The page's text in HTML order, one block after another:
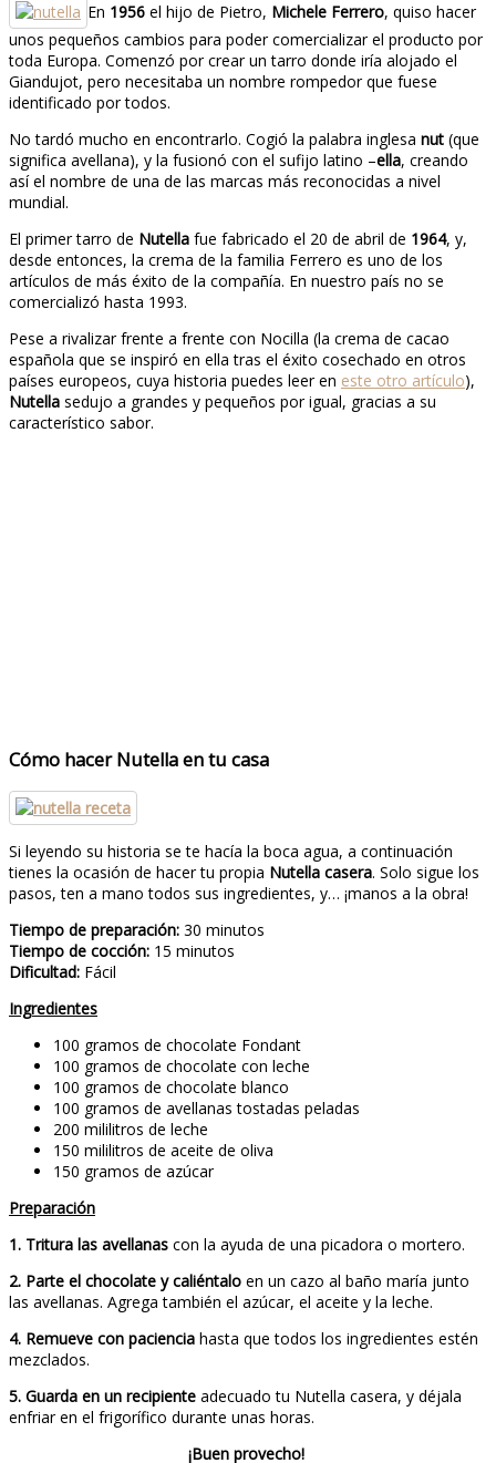
En 1956 el hijo de Pietro, Michele Ferrero, quiso hacer
unos pequeños cambios para poder comercializar el producto por
toda Europa. Comenzó por crear un tarro donde iría alojado el
Giandujot, pero necesitaba un nombre rompedor que fuese
identificado por todos.
No tardó mucho en encontrarlo. Cogió la palabra inglesa nut (que
significa avellana), y la fusionó con el sufijo latino –ella, creando
así el nombre de una de las marcas más reconocidas a nivel
mundial.
El primer tarro de Nutella fue fabricado el 20 de abril de 1964, y,
desde entonces, la crema de la familia Ferrero es uno de los
artículos de más éxito de la compañía. En nuestro país no se
comercializó hasta 1993.
Pese a rivalizar frente a frente con Nocilla (la crema de cacao
española que se inspiró en ella tras el éxito cosechado en otros
países europeos, cuya historia puedes leer en este otro artículo),
Nutella sedujo a grandes y pequeños por igual, gracias a su
característico sabor.
Cómo hacer Nutella en tu casa
Si leyendo su historia se te hacía la boca agua, a continuación
tienes la ocasión de hacer tu propia Nutella casera. Solo sigue los
pasos, ten a mano todos sus ingredientes, y… ¡manos a la obra!
Tiempo de preparación: 30 minutos
Tiempo de cocción: 15 minutos
Dificultad: Fácil
Ingredientes
100 gramos de chocolate Fondant
100 gramos de chocolate con leche
100 gramos de chocolate blanco
100 gramos de avellanas tostadas peladas
200 mililitros de leche
150 mililitros de aceite de oliva
150 gramos de azúcar
Preparación
1. Tritura las avellanas con la ayuda de una picadora o mortero.
2. Parte el chocolate y caliéntalo en un cazo al baño maría junto
las avellanas. Agrega también el azúcar, el aceite y la leche.
4. Remueve con paciencia hasta que todos los ingredientes estén
mezclados.
5. Guarda en un recipiente adecuado tu Nutella casera, y déjala
enfriar en el frigorífico durante unas horas.
¡Buen provecho!